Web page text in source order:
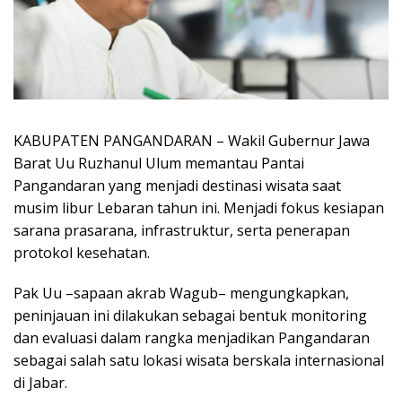
KABUPATEN PANGANDARAN – Wakil Gubernur Jawa
Barat Uu Ruzhanul Ulum memantau Pantai
Pangandaran yang menjadi destinasi wisata saat
musim libur Lebaran tahun ini. Menjadi fokus kesiapan
sarana prasarana, infrastruktur, serta penerapan
protokol kesehatan.
Pak Uu –sapaan akrab Wagub– mengungkapkan,
peninjauan ini dilakukan sebagai bentuk monitoring
dan evaluasi dalam rangka menjadikan Pangandaran
sebagai salah satu lokasi wisata berskala internasional
di Jabar.